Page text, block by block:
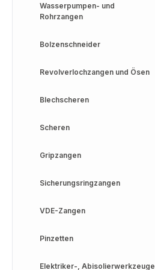
Wasserpumpen- und
Rohrzangen
Bolzenschneider
Revolverlochzangen und Ösen
Blechscheren
Scheren
Gripzangen
Sicherungsringzangen
VDE-Zangen
Pinzetten
Elektriker-, Abisolierwerkzeuge